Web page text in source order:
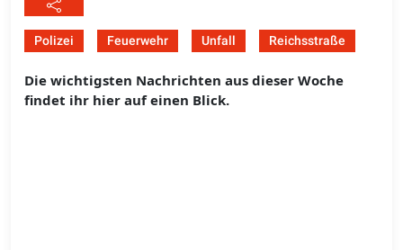
Polizei Feuerwehr Unfall Reichsstraße
Die wichtigsten Nachrichten aus dieser Woche
findet ihr hier auf einen Blick.